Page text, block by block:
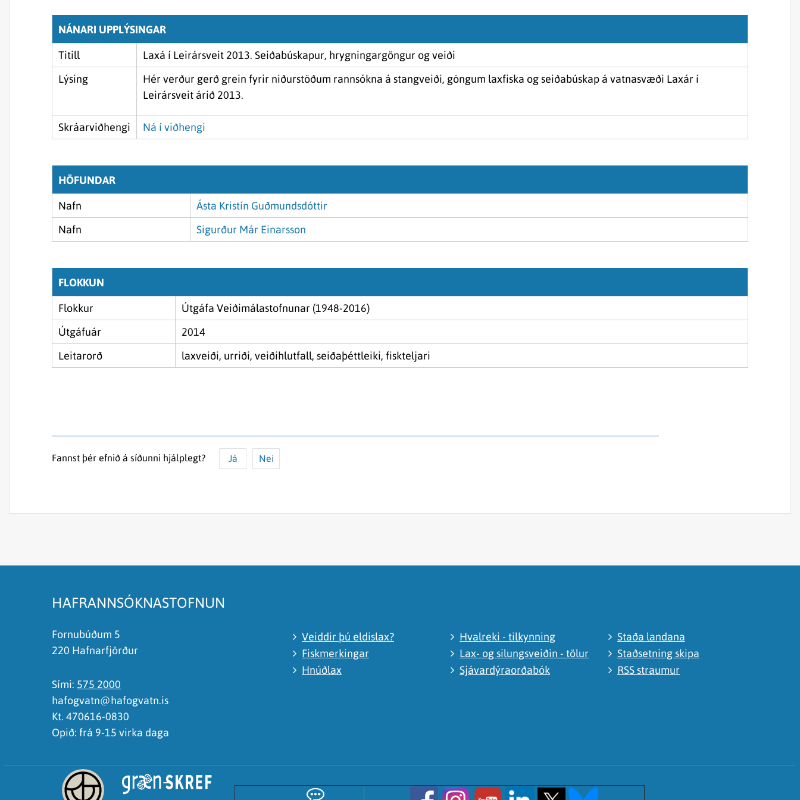
NÁNARI UPPLÝSINGAR
Titill
Laxá í Leirársveit 2013. Seiðabúskapur, hrygningargöngur og veiði
Lýsing
Hér verður gerð grein fyrir niðurstöðum rannsókna á stangveiði, göngum laxfiska og seiðabúskap á vatnasvæði Laxár í
Leirársveit árið 2013.
Skráarviðhengi Ná í viðhengi
HÖFUNDAR
Nafn
Ásta Kristín Guðmundsdóttir
Nafn
Sigurður Már Einarsson
FLOKKUN
Flokkur
Útgáfa Veiðimálastofnunar (1948-2016)
Útgáfuár
2014
Leitarorð
laxveiði, urriði, veiðihlutfall, seiðaþéttleiki, fiskteljari
Fannst þér efnið á síðunni hjálplegt? Já Nei
HAFRANNSÓKNASTOFNUN
Fornubúðum 5
220 Hafnarfjörður
Sími: 575 2000
hafogvatn@hafogvatn.is
Kt. 470616-0830
Opið: frá 9-15 virka daga
Veiddir þú eldislax?
Fiskmerkingar
Hnúðlax
Hvalreki - tilkynning
Lax- og silungsveiðin - tölur
Sjávardýraorðabók
Staða landana
Staðsetning skipa
RSS straumur